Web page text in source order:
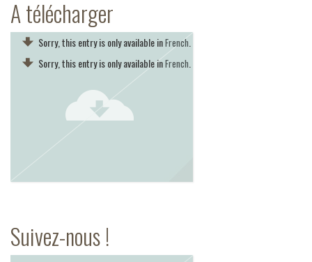
A télécharger
Sorry, this entry is only available inFrench
Sorry, this entry is only available inFrench
Suivez-nous !